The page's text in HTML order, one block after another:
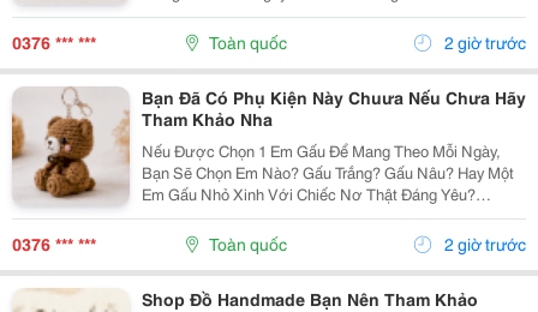
Móc Khóa Tặng Người Bạn Yêu Quý
Gocnhohandmade.com Không Cần Quá Nhiều Phụ
Kiện, Chỉ Một Em Gấu...
0376 *** *** Toàn quốc 2 giờ trước
Bạn Đã Có Phụ Kiện Này Chuưa Nếu Chưa Hãy
Tham Khảo Nha
Nếu Được Chọn 1 Em Gấu Để Mang Theo Mỗi Ngày,
Bạn Sẽ Chọn Em Nào? Gấu Trắng? Gấu Nâu? Hay Một
Em Gấu Nhỏ Xinh Với Chiếc Nơ Thật Đáng Yêu?
Những Chiếc Móc Khóa Gấu Bông Không Chỉ Là Phụ
Kiện Treo Túi Mà Còn Là Một Cách Để Bạn Thêm Chút
Cá Tính Vào...
0376 *** *** Toàn quốc 2 giờ trước
Shop Đồ Handmade Bạn Nên Tham Khảo